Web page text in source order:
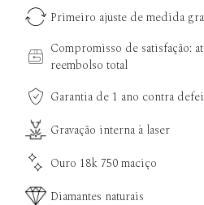
Primeiro ajuste de medida
Compromisso de satisfação:
reembolso total
Garantia de 1 ano contra
Gravação interna à laser
Ouro 18k 750 maciço
Diamantes naturais